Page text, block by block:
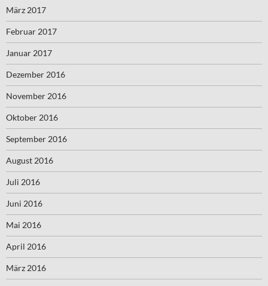
März 2017
Februar 2017
Januar 2017
Dezember 2016
November 2016
Oktober 2016
September 2016
August 2016
Juli 2016
Juni 2016
Mai 2016
April 2016
März 2016